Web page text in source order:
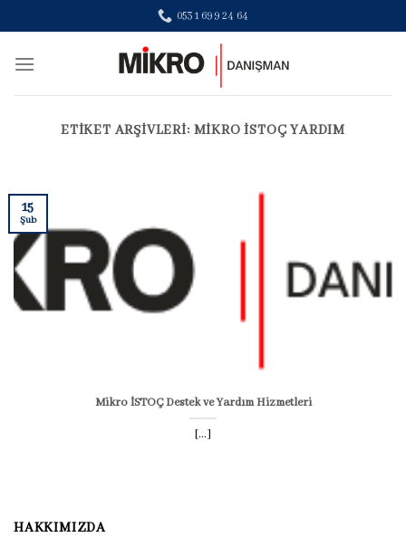
to
content
0531 699 24 64
ETIKET ARŞIVLERI: MIKRO ISTOÇ YARDIM
Mikro İSTOÇ Destek ve Yardım Hizmetleri
[...]
15
Şub
HAKKIMIZDA